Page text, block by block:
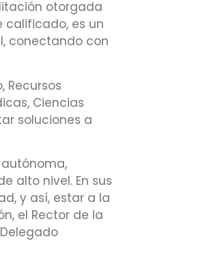
otorgada
calificado, es un
conectando con
Recursos
Ciencias
soluciones a
alto nivel. En sus
y así, estar a la
el Rector de la